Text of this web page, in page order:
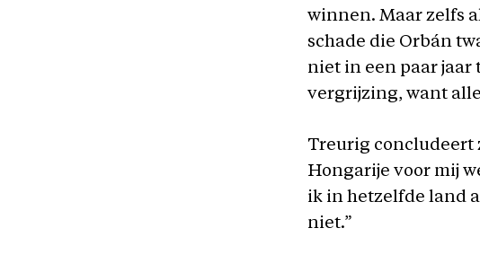
winnen. Maar zelfs
schade die Orbán
niet in een paar jaar
vergrijzing, want
Treurig concludeert
Hongarije voor mij
ik in hetzelfde land
niet.”